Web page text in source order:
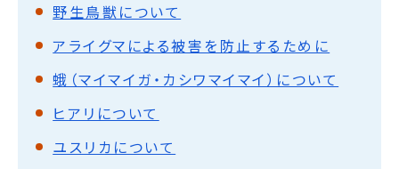
野生鳥獣について
アライグマによる被害を防止するために
蛾（マイマイガ・カシワマイマイ）について
ヒアリについて
ユスリカについて